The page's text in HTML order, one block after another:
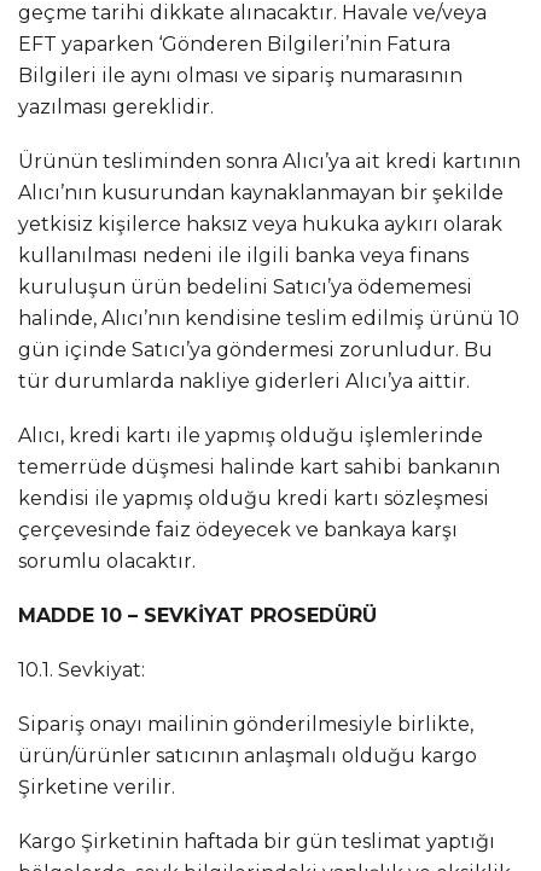
geçme tarihi dikkate alınacaktır. Havale ve/veya
EFT yaparken ‘Gönderen Bilgileri’nin Fatura
Bilgileri ile aynı olması ve sipariş numarasının
yazılması gereklidir.
Ürünün tesliminden sonra Alıcı’ya ait kredi kartının
Alıcı’nın kusurundan kaynaklanmayan bir şekilde
yetkisiz kişilerce haksız veya hukuka aykırı olarak
kullanılması nedeni ile ilgili banka veya finans
kuruluşun ürün bedelini Satıcı’ya ödememesi
halinde, Alıcı’nın kendisine teslim edilmiş ürünü 10
gün içinde Satıcı’ya göndermesi zorunludur. Bu
tür durumlarda nakliye giderleri Alıcı’ya aittir.
Alıcı, kredi kartı ile yapmış olduğu işlemlerinde
temerrüde düşmesi halinde kart sahibi bankanın
kendisi ile yapmış olduğu kredi kartı sözleşmesi
çerçevesinde faiz ödeyecek ve bankaya karşı
sorumlu olacaktır.
MADDE 10 – SEVKİYAT PROSEDÜRÜ
10.1. Sevkiyat:
Sipariş onayı mailinin gönderilmesiyle birlikte,
ürün/ürünler satıcının anlaşmalı olduğu kargo
Şirketine verilir.
Kargo Şirketinin haftada bir gün teslimat yaptığı